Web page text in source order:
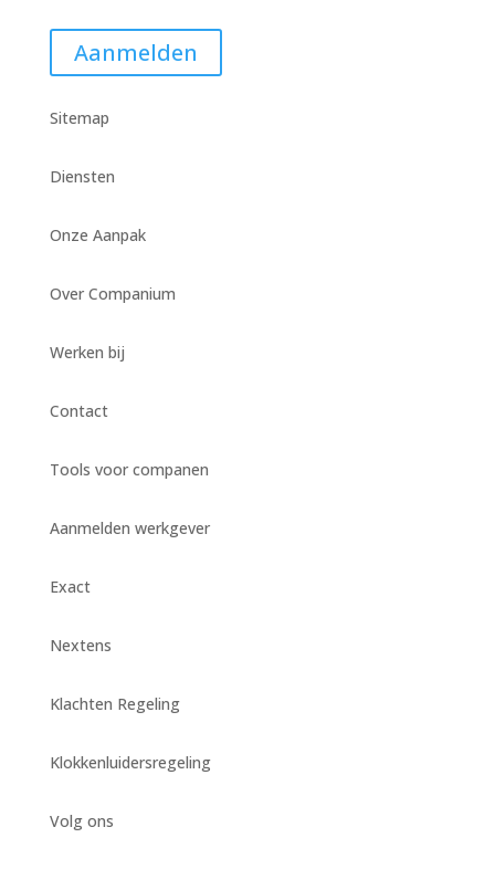
Aanmelden
Sitemap
Diensten
Onze Aanpak
Over Companium
Werken bij
Contact
Tools voor companen
Aanmelden werkgever
Exact
Nextens
Klachten Regeling
Klokkenluidersregeling
Volg ons